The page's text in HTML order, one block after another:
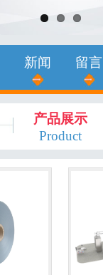
新闻 留言
产品展示
Product